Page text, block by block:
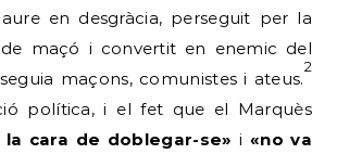
en desgràcia, perseguit per la
maçó i convertit en enemic del
maçons, comunistes i ateus.
2
política, i el fet que el Marquès
cara de doblegar-se» i «no va